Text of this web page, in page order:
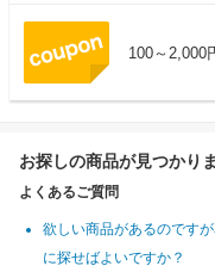
100～2,000
お探しの商品が見つかり
よくあるご質問
欲しい商品があるのです
に探せばよいですか？